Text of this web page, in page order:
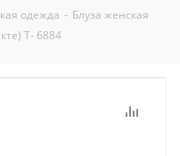
одежда - Блуза женская
Т- 6884